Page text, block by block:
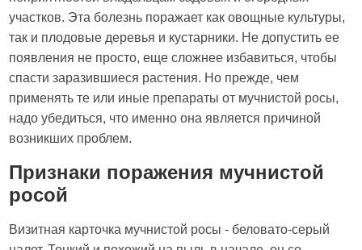
участков. Эта болезнь поражает как овощные культуры,
так и плодовые деревья и кустарники. Не допустить ее
появления не просто, еще сложнее избавиться, чтобы
спасти заразившиеся растения. Но прежде, чем
применять те или иные препараты от мучнистой росы,
надо убедиться, что именно она является причиной
возникших проблем.
Признаки поражения мучнистой
росой
Визитная карточка мучнистой росы - беловато-серый